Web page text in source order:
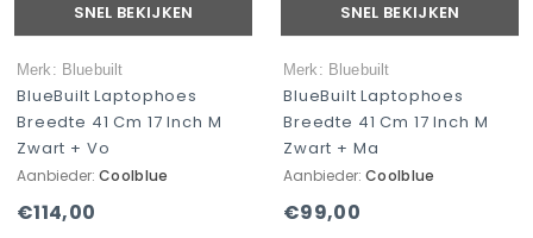
SNEL BEKIJKEN
Merk: Bluebuilt
BlueBuilt Laptophoes
Breedte 41 Cm 17 Inch M
Zwart + Vo
Aanbieder: Coolblue
€114,00
SNEL BEKIJKEN
Merk: Bluebuilt
BlueBuilt Laptophoes
Breedte 41 Cm 17 Inch M
Zwart + Ma
Aanbieder: Coolblue
€99,00